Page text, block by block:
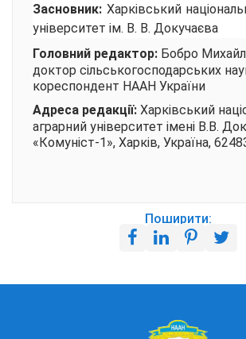
Засновник: Харківський
університет ім. В. В. Докучаєва
Головний редактор: Бобро
доктор сільськогосподарських
кореспондент НААН України
Адреса редакції: Харківський
аграрний університет імені В.В.
«Комуніст-1», Харків, Україна,
Поширити: